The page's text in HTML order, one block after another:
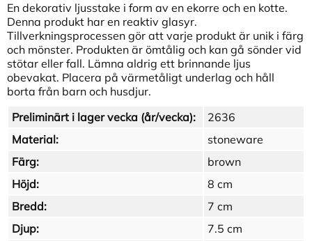
En dekorativ ljusstake i form av en ekorre och en kotte.
Denna produkt har en reaktiv glasyr.
Tillverkningsprocessen gör att varje produkt är unik i färg
och mönster. Produkten är ömtålig och kan gå sönder vid
stötar eller fall. Lämna aldrig ett brinnande ljus
obevakat. Placera på värmetåligt underlag och håll
borta från barn och husdjur.
Preliminärt i lager vecka (år/vecka):
2636
Material:
stoneware
Färg:
brown
Höjd:
8 cm
Bredd:
7 cm
Djup:
7.5 cm